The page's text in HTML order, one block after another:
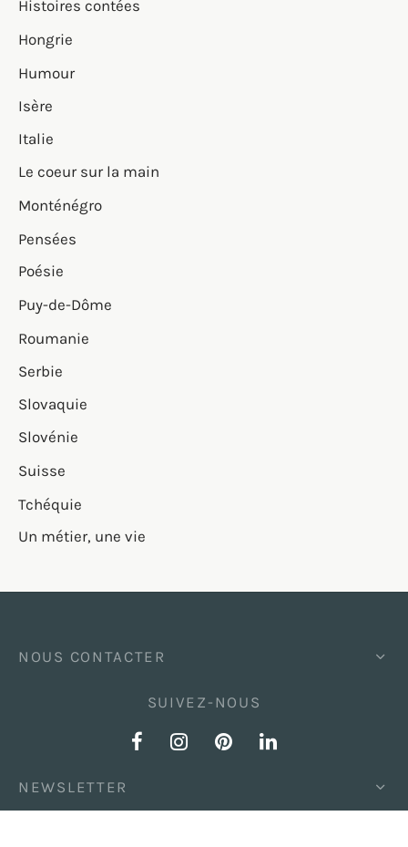
Histoires contées
Hongrie
Humour
Isère
Italie
Le coeur sur la main
Monténégro
Pensées
Poésie
Puy-de-Dôme
Roumanie
Serbie
Slovaquie
Slovénie
Suisse
Tchéquie
Un métier, une vie
NOUS CONTACTER
SUIVEZ-NOUS
NEWSLETTER